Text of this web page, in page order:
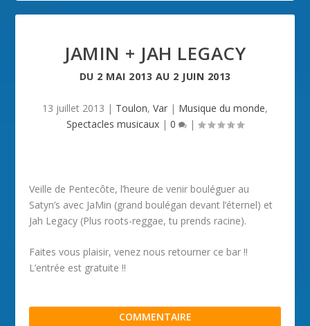
JAMIN + JAH LEGACY
DU 2 MAI 2013 AU 2 JUIN 2013
13 juillet 2013 | Toulon, Var | Musique du monde,
Spectacles musicaux | 0 |
Veille de Pentecôte, l’heure de venir bouléguer au
Satyn’s avec JaMin (grand boulégan devant l’éternel) et
Jah Legacy (Plus roots-reggae, tu prends racine).
Faites vous plaisir, venez nous retourner ce bar !!
L’entrée est gratuite !!
COMMENTAIRE